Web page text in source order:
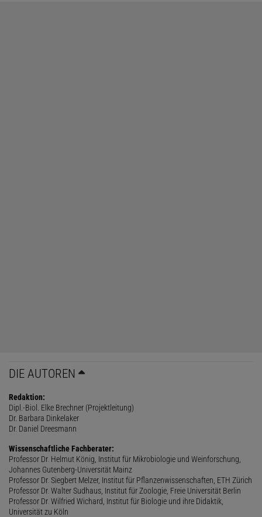
DIE AUTOREN
Redaktion:
Dipl.-Biol. Elke Brechner (Projektleitung)
Dr. Barbara Dinkelaker
Dr. Daniel Dreesmann
Wissenschaftliche Fachberater:
Professor Dr. Helmut König, Institut für Mikrobiologie und Weinforschung,
Johannes Gutenberg-Universität Mainz
Professor Dr. Siegbert Melzer, Institut für Pflanzenwissenschaften, ETH Zürich
Professor Dr. Walter Sudhaus, Institut für Zoologie, Freie Universität Berlin
Professor Dr. Wilfried Wichard, Institut für Biologie und ihre Didaktik,
Universität zu Köln